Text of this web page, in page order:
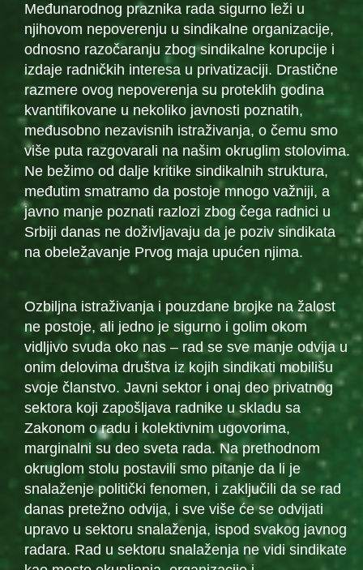
Međunarodnog praznika rada sigurno leži u
njihovom nepoverenju u sindikalne organizacije,
odnosno razočaranju zbog sindikalne korupcije i
izdaje radničkih interesa u privatizaciji. Drastične
razmere ovog nepoverenja su proteklih godina
kvantifikovane u nekoliko javnosti poznatih,
međusobno nezavisnih istraživanja, o čemu smo
više puta razgovarali na našim okruglim stolovima.
Ne bežimo od dalje kritike sindikalnih struktura,
međutim smatramo da postoje mnogo važniji, a
javno manje poznati razlozi zbog čega radnici u
Srbiji danas ne doživljavaju da je poziv sindikata
na obeležavanje Prvog maja upućen njima.
Ozbiljna istraživanja i pouzdane brojke na žalost
ne postoje, ali jedno je sigurno i golim okom
vidljivo svuda oko nas – rad se sve manje odvija u
onim delovima društva iz kojih sindikati mobilišu
svoje članstvo. Javni sektor i onaj deo privatnog
sektora koji zapošljava radnike u skladu sa
Zakonom o radu i kolektivnim ugovorima,
marginalni su deo sveta rada. Na prethodnom
okruglom stolu postavili smo pitanje da li je
snalaženje politički fenomen, i zaključili da se rad
danas pretežno odvija, i sve više će se odvijati
upravo u sektoru snalaženja, ispod svakog javnog
radara. Rad u sektoru snalaženja ne vidi sindikate